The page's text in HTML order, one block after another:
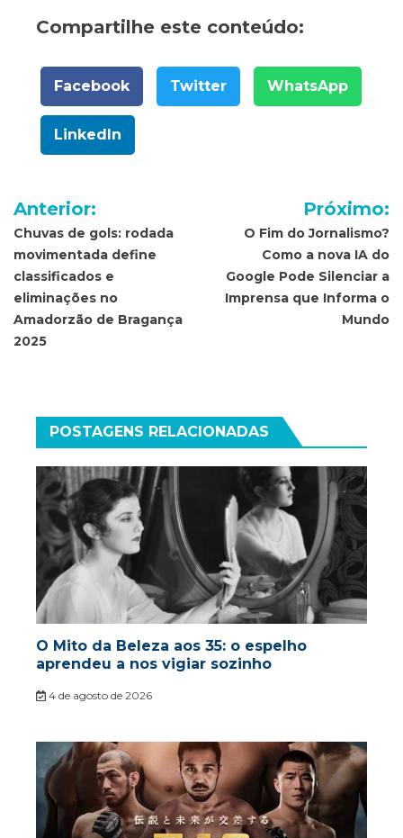
Compartilhe este conteúdo:
Facebook Twitter WhatsApp
LinkedIn
Navegação
de
Post
Anterior:
Chuvas de gols: rodada
movimentada define
classificados e
eliminações no
Amadorzão de Bragança
2025
Próximo:
O Fim do Jornalismo?
Como a nova IA do
Google Pode Silenciar a
Imprensa que Informa o
Mundo
POSTAGENS RELACIONADAS
O Mito da Beleza aos 35: o espelho
aprendeu a nos vigiar sozinho
4 de agosto de 2026